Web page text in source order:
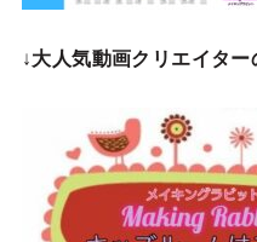
↓大人気動画クリエイタ